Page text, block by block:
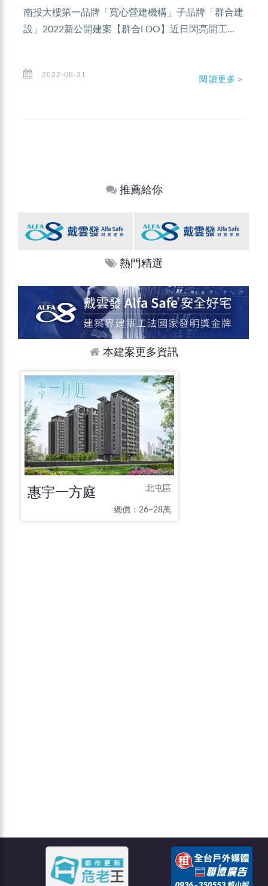
南投大樓第一品牌「寬心營建機構」子品牌「群合建
設」2022新公開建案【群合I DO】近日閃亮開工...
2022-08-31 閱讀更多＞
推薦給你
熱門精選
本建案更多資訊
惠宇一方庭 北屯區
總價：26~28萬